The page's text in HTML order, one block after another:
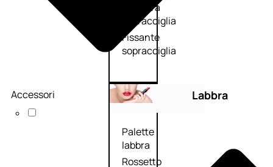
Mascara
sopracciglia
Fissante
sopracciglia
Labbra
Palette
labbra
Rossetto
Accessori